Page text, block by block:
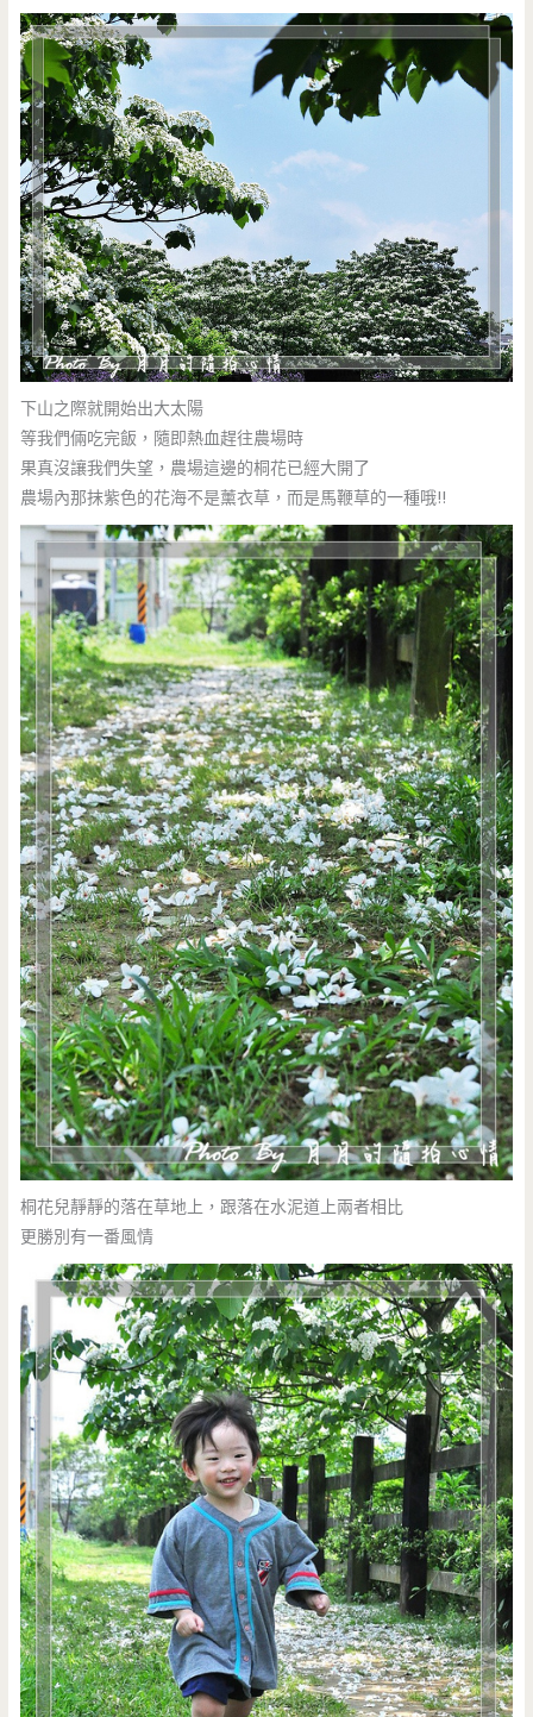
下山之際就開始出大太陽
等我們倆吃完飯，隨即熱血趕往農場時
果真沒讓我們失望，農場這邊的桐花已經大開了
農場內那抹紫色的花海不是薰衣草，而是馬鞭草的一種哦!!
桐花兒靜靜的落在草地上，跟落在水泥道上兩者相比
更勝別有一番風情